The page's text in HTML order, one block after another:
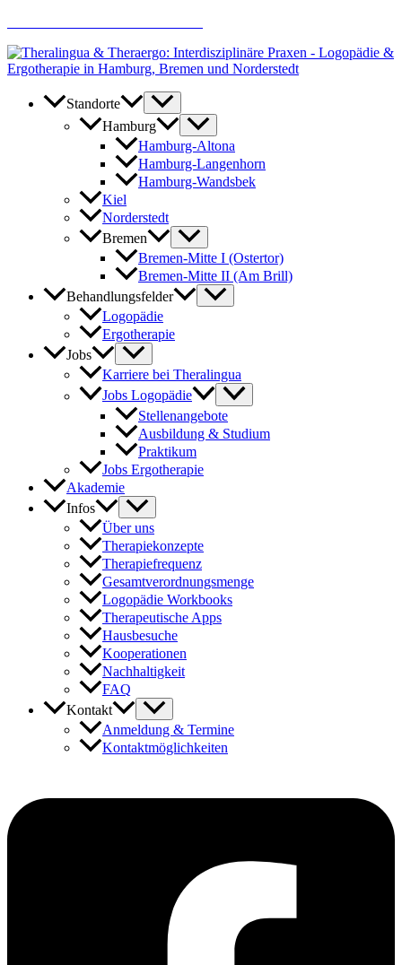
springen
Standorte
Hamburg
Hamburg-Altona
Hamburg-Langenhorn
Hamburg-Wandsbek
Kiel
Norderstedt
Bremen
Bremen-Mitte I (Ostertor)
Bremen-Mitte II (Am Brill)
Behandlungsfelder
Logopädie
Ergotherapie
Jobs
Karriere bei Theralingua
Jobs Logopädie
Stellenangebote
Ausbildung & Studium
Praktikum
Jobs Ergotherapie
Akademie
Infos
Über uns
Therapiekonzepte
Therapiefrequenz
Gesamtverordnungsmenge
Logopädie Workbooks
Therapeutische Apps
Hausbesuche
Kooperationen
Nachhaltigkeit
FAQ
Kontakt
Anmeldung & Termine
Kontaktmöglichkeiten